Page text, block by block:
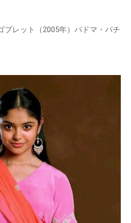
ブレット（2005年）パドマ・パチ